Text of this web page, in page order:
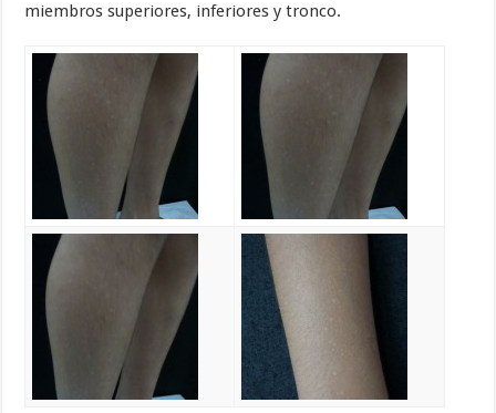
miembros superiores, inferiores y tronco.